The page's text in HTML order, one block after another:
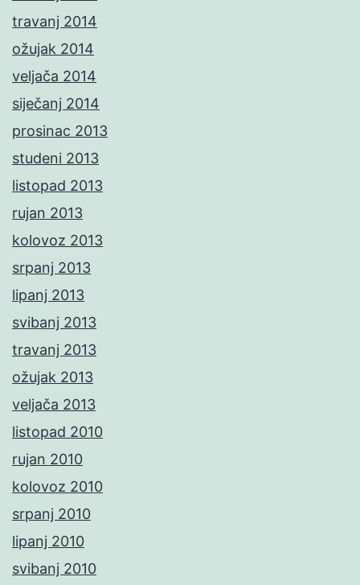
travanj 2014
ožujak 2014
veljača 2014
siječanj 2014
prosinac 2013
studeni 2013
listopad 2013
rujan 2013
kolovoz 2013
srpanj 2013
lipanj 2013
svibanj 2013
travanj 2013
ožujak 2013
veljača 2013
listopad 2010
rujan 2010
kolovoz 2010
srpanj 2010
lipanj 2010
svibanj 2010